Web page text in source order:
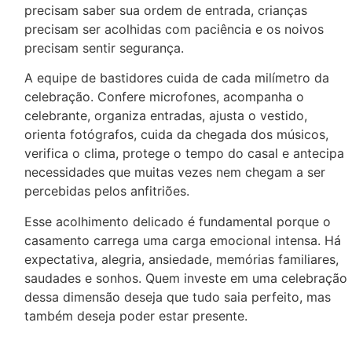
precisam saber sua ordem de entrada, crianças
precisam ser acolhidas com paciência e os noivos
precisam sentir segurança.
A equipe de bastidores cuida de cada milímetro da
celebração. Confere microfones, acompanha o
celebrante, organiza entradas, ajusta o vestido,
orienta fotógrafos, cuida da chegada dos músicos,
verifica o clima, protege o tempo do casal e antecipa
necessidades que muitas vezes nem chegam a ser
percebidas pelos anfitriões.
Esse acolhimento delicado é fundamental porque o
casamento carrega uma carga emocional intensa. Há
expectativa, alegria, ansiedade, memórias familiares,
saudades e sonhos. Quem investe em uma celebração
dessa dimensão deseja que tudo saia perfeito, mas
também deseja poder estar presente.